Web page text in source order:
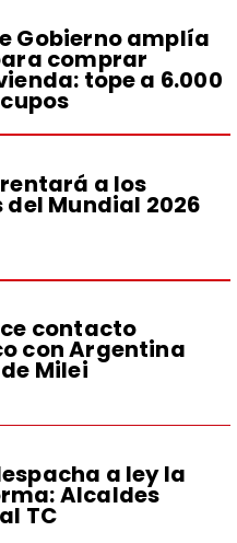
Gobierno amplía
comprar
tope a 6.000
a los
Mundial 2026
contacto
con Argentina
Milei
a ley la
Alcaldes
TC